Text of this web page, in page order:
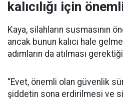
kalıcılığı için
Kaya, silahların susmasının
ancak bunun kalıcı hale
adımların da atılması
“Evet, önemli olan güvenlik
şiddetin sona erdirilmesi ve